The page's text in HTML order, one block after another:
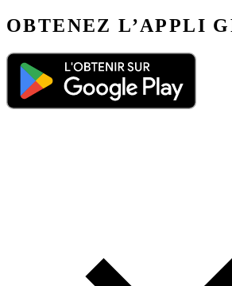
OBTENEZ L’APPLI